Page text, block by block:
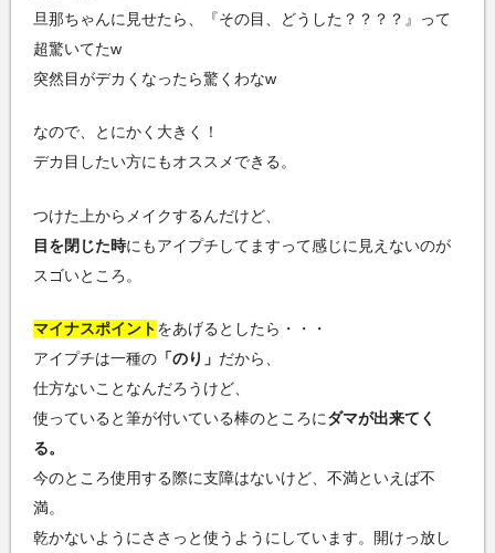
旦那ちゃんに見せたら、『その目、どうした？？？？』って
超驚いてたw
突然目がデカくなったら驚くわなw
なので、とにかく大きく！
デカ目したい方にもオススメできる。
つけた上からメイクするんだけど、
目を閉じた時にもアイプチしてますって感じに見えないのが
スゴいところ。
マイナスポイントをあげるとしたら・・・
アイプチは一種の 「のり」 だから、
仕方ないことなんだろうけど、
使っていると筆が付いている棒のところにダマが出来てく
る。
今のところ使用する際に支障はないけど、不満といえば不
満。
乾かないようにささっと使うようにしています。開けっ放し